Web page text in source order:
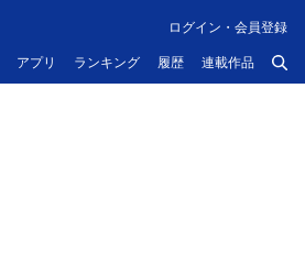
アプリ ランキング 履歴 連載作品
ログイン・会員登録